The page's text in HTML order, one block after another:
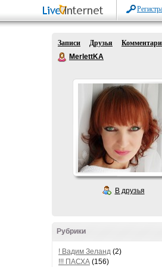
Записи Друзья
MerlettKA
В друзья
Рубрики
! Вадим Зеланд (2)
!!! ПАСХА (156)